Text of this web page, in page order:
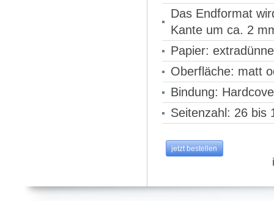
Das Endformat
Kante um ca. 2
Papier:
Oberfläche: matt
Bindung:
Seitenzahl: 26 bis
jetzt bestellen